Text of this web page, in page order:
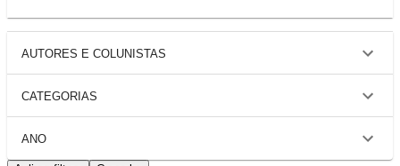
AUTORES E COLUNISTAS
CATEGORIAS
ANO